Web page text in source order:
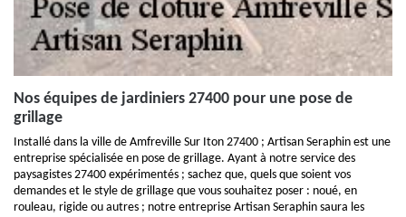
Nos équipes de jardiniers 27400 pour une pose de
grillage
Installé dans la ville de Amfreville Sur Iton 27400 ; Artisan Seraphin est une
entreprise spécialisée en pose de grillage. Ayant à notre service des
paysagistes 27400 expérimentés ; sachez que, quels que soient vos
demandes et le style de grillage que vous souhaitez poser : noué, en
rouleau, rigide ou autres ; notre entreprise Artisan Seraphin saura les